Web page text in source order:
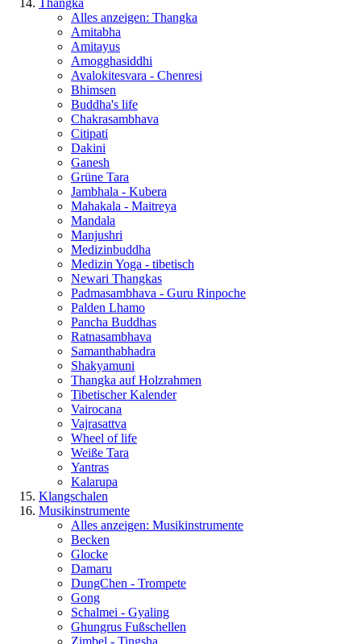
Thangka
Alles anzeigen: Thangka
Amitabha
Amitayus
Amogghasiddhi
Avalokitesvara - Chenresi
Bhimsen
Buddha's life
Chakrasambhava
Citipati
Dakini
Ganesh
Grüne Tara
Jambhala - Kubera
Mahakala - Maitreya
Mandala
Manjushri
Medizinbuddha
Medizin Yoga - tibetisch
Newari Thangkas
Padmasambhava - Guru Rinpoche
Palden Lhamo
Pancha Buddhas
Ratnasambhava
Samanthabhadra
Shakyamuni
Thangka auf Holzrahmen
Tibetischer Kalender
Vairocana
Vajrasattva
Wheel of life
Weiße Tara
Yantras
Kalarupa
Klangschalen
Musikinstrumente
Alles anzeigen: Musikinstrumente
Becken
Glocke
Damaru
DungChen - Trompete
Gong
Schalmei - Gyaling
Ghungrus Fußschellen
Zimbel - Tingsha